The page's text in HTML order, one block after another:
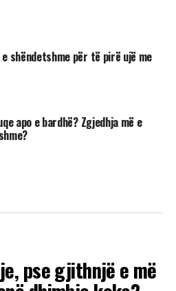
shëndetshme për të pirë ujë me
apo e bardhë? Zgjedhja më e
pse gjithnjë e më